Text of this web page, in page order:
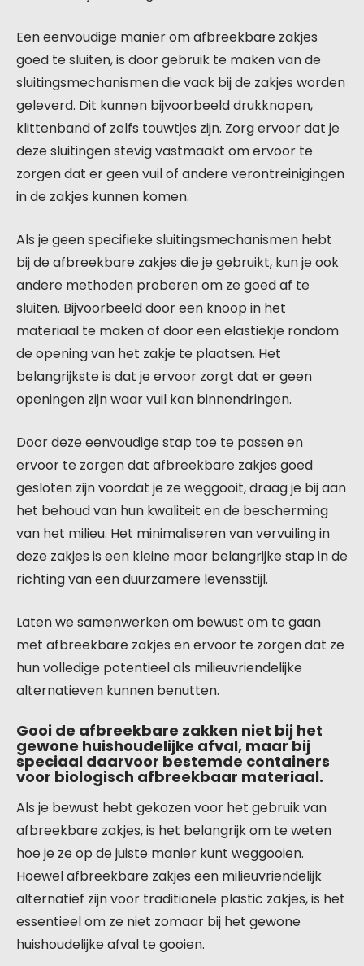
Een eenvoudige manier om afbreekbare zakjes
goed te sluiten, is door gebruik te maken van de
sluitingsmechanismen die vaak bij de zakjes worden
geleverd. Dit kunnen bijvoorbeeld drukknopen,
klittenband of zelfs touwtjes zijn. Zorg ervoor dat je
deze sluitingen stevig vastmaakt om ervoor te
zorgen dat er geen vuil of andere verontreinigingen
in de zakjes kunnen komen.
Als je geen specifieke sluitingsmechanismen hebt
bij de afbreekbare zakjes die je gebruikt, kun je ook
andere methoden proberen om ze goed af te
sluiten. Bijvoorbeeld door een knoop in het
materiaal te maken of door een elastiekje rondom
de opening van het zakje te plaatsen. Het
belangrijkste is dat je ervoor zorgt dat er geen
openingen zijn waar vuil kan binnendringen.
Door deze eenvoudige stap toe te passen en
ervoor te zorgen dat afbreekbare zakjes goed
gesloten zijn voordat je ze weggooit, draag je bij aan
het behoud van hun kwaliteit en de bescherming
van het milieu. Het minimaliseren van vervuiling in
deze zakjes is een kleine maar belangrijke stap in de
richting van een duurzamere levensstijl.
Laten we samenwerken om bewust om te gaan
met afbreekbare zakjes en ervoor te zorgen dat ze
hun volledige potentieel als milieuvriendelijke
alternatieven kunnen benutten.
Gooi de afbreekbare zakken niet bij het
gewone huishoudelijke afval, maar bij
speciaal daarvoor bestemde containers
voor biologisch afbreekbaar materiaal.
Als je bewust hebt gekozen voor het gebruik van
afbreekbare zakjes, is het belangrijk om te weten
hoe je ze op de juiste manier kunt weggooien.
Hoewel afbreekbare zakjes een milieuvriendelijk
alternatief zijn voor traditionele plastic zakjes, is het
essentieel om ze niet zomaar bij het gewone
huishoudelijke afval te gooien.